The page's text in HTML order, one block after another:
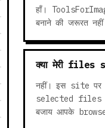
हाँ।
बनाने की जरूरत
क्या मेरी files
नहीं। इस site पर
selected files
बजाय आपके